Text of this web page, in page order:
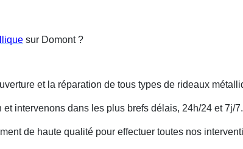
sur Domont ?
et la réparation de tous types de rideaux
intervenons dans les plus brefs délais, 24h/24 et 7j/7.
de haute qualité pour effectuer toutes nos